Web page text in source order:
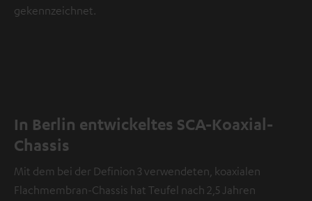
gekennzeichnet.
In Berlin entwickeltes SCA-Koaxial-
Chassis
Mit dem bei der Definion 3 verwendeten, koaxialen
Flachmembran-Chassis hat Teufel nach 2,5 Jahren